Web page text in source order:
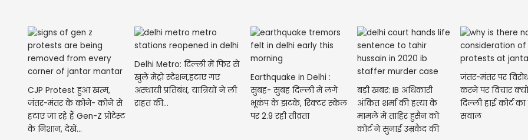
CJP Protest हुआ खत्म,
जंतर-मंतर के कोने- कोने से
हटाए जा रहे हैं Gen-Z प्रोटेस्ट
के निशान, देखें...
Delhi Metro: दिल्ली में फिर से
खुले मेट्रो स्टेशन,हटाए गए
अस्थायी प्रतिबंध, यात्रियों ने ली
राहत की...
Earthquake in Delhi :
सुबह- सुबह दिल्ली में लगे
भूकंप के झटके, रिक्टर स्केल
पर 2.9 रही तीव्रता
बड़ी खबर: IB अधिकारी
अंकित शर्मा की हत्या के
मामले में ताहिर हुसैन को
कोर्ट ने सुनाई उम्रकैद की
जंतर-मंतर पर
करने पर विचार
दिल्ली हाई कोर्ट
सवाल